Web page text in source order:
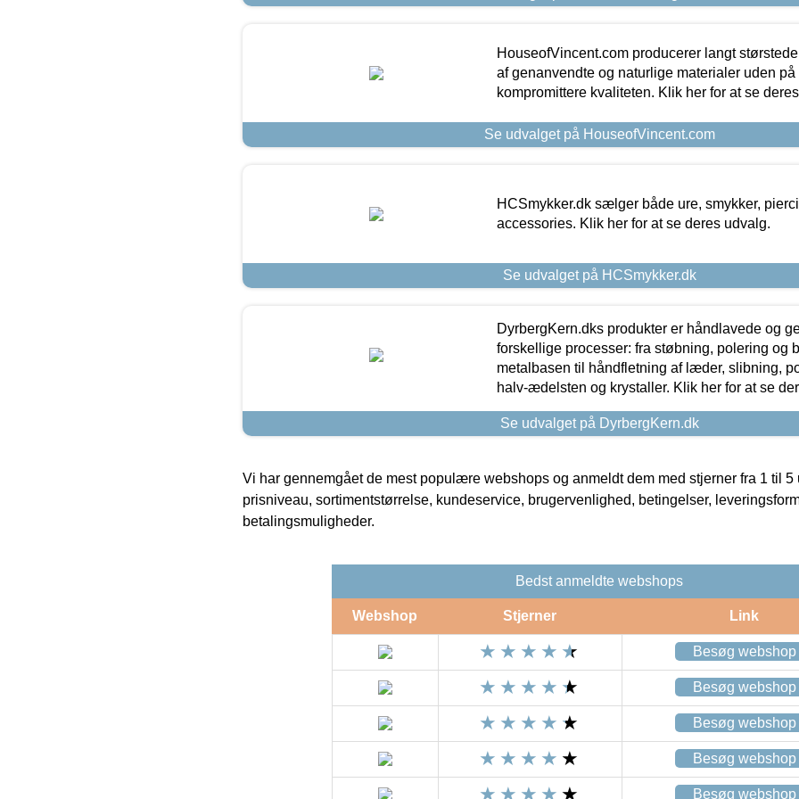
HouseofVincent.com producerer langt
af genanvendte og naturlige materialer uden
kompromittere kvaliteten. Klik her for at se
Se udvalget på HouseofVincent.com
HCSmykker.dk sælger både ure, smykker,
accessories. Klik her for at se deres udvalg.
Se udvalget på HCSmykker.dk
DyrbergKern.dks produkter er håndlavede og
forskellige processer: fra støbning, polering og
metalbasen til håndfletning af læder, slibning,
halv-ædelsten og krystaller. Klik her for at se
Se udvalget på DyrbergKern.dk
Vi har gennemgået de mest populære webshops og anmeldt dem med stjerner fra 1 til 5
prisniveau, sortimentstørrelse, kundeservice, brugervenlighed, betingelser,
betalingsmuligheder.
Bedst anmeldte webshops
Webshop Stjerner Link
Besøg webshop
Besøg webshop
Besøg webshop
Besøg webshop
Besøg webshop